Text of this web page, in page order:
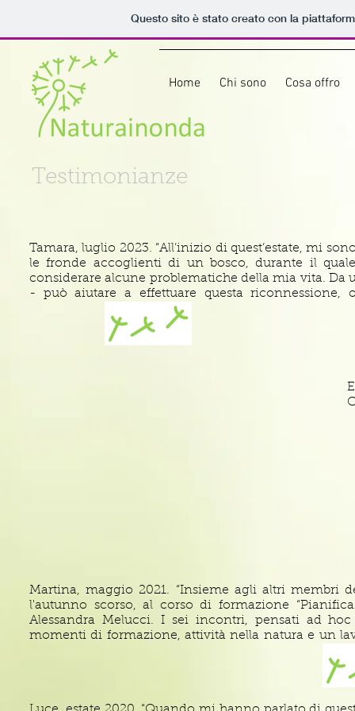
Questo sito è stato creato con la
Home Chi sono Cosa offro
Testimonianze
Tamara, luglio 2023. “All’inizio di quest’estate, mi
le fronde accoglienti di un bosco, durante il
considerare alcune problematiche della mia vita.
- può aiutare a effettuare questa
sentimento di distanza dal mondo. Per me è stato
amplificata e ogni suo elemento diventa oggetto
trovasse rafforzata. Dall’altro lato, questo lavoro ha
Martina, maggio 2021. “Insieme agli altri membri
l'autunno scorso, al corso di formazione
Alessandra Melucci. I sei incontri, pensati ad
momenti di formazione, attività nella natura e un
tempo la sensibilità verso l'ambiente, ci ha
in modo ecoLogico e quali tendenze stanno